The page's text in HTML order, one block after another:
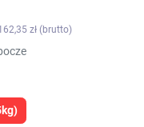
zł (brutto)